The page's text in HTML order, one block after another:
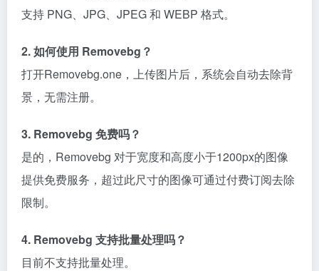
支持 PNG、JPG、JPEG 和 WEBP 格式。
2. 如何使用 Removebg？
打开Removebg.one，上传图片后，系统会自动去除背
景，无需注册。
3. Removebg 免费吗？
是的，Removebg 对于宽度和高度小于1200px的图像
提供免费服务，超过此尺寸的图像可通过付费订阅去除
限制。
4. Removebg 支持批量处理吗？
目前不支持批量处理。